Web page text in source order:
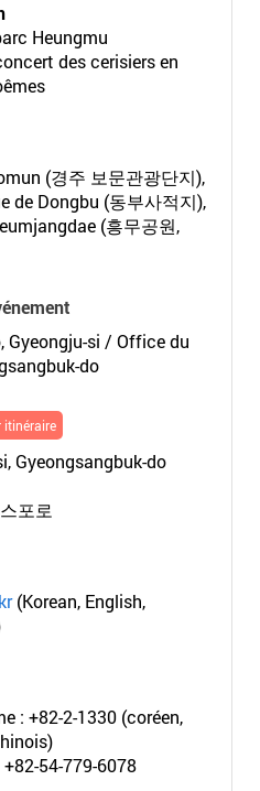
Heungmu
des cerisiers en
(경주 보문관광단지),
de Dongbu (동부사적지),
(흥무공원,
Gyeongju-si / Office du
do
itinéraire
Gyeongsangbuk-do
포로
(Korean, English,
: +82-2-1330 (coréen,
+82-54-779-6078